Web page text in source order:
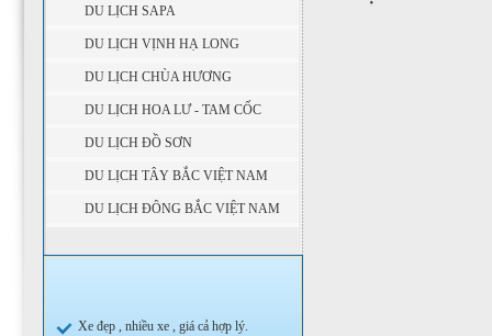
DU LỊCH SAPA
DU LỊCH VỊNH HẠ LONG
DU LỊCH CHÙA HƯƠNG
DU LỊCH HOA LƯ - TAM CỐC
DU LỊCH ĐỒ SƠN
DU LỊCH TÂY BẮC VIỆT NAM
DU LỊCH ĐÔNG BẮC VIỆT NAM
Xe đẹp , nhiều xe , giá cả hợp lý.